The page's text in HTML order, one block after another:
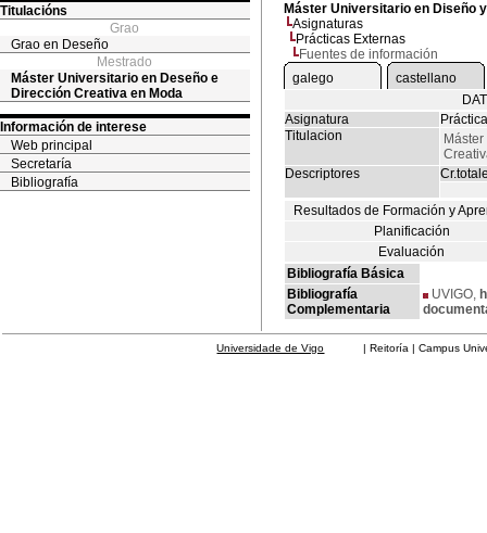
Titulacións
Grao
Grao en Deseño
Mestrado
Máster Universitario en Deseño e
Dirección Creativa en Moda
Información de interese
Web principal
Secretaría
Bibliografía
Máster Universitario en Diseño
Asignaturas
Prácticas Externas
Fuentes de información
galego
castellano
Asignatura
Titulacion
Descriptores
Resultados de Formación y
Planificación
Evaluación
Bibliografía Básica
Bibliografía
Complementaria
UVIGO,
Universidade de Vigo | Reitoría | Campus